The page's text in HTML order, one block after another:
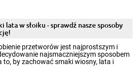
lata w słoiku - sprawdź nasze sposoby
przetworów jest najprostszym i
najsmaczniejszym sposobem
to, by zachować smaki wiosny, lata i